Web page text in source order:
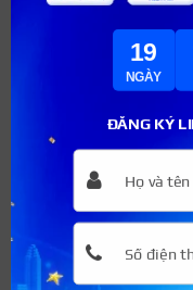
Khối 10 và khối
theo quy định mới.
Khối 12: Áp
loại hạnh kiểm với
Điều kiện đạt học
2025:
ĐĂNG KÝ
19
NGÀY